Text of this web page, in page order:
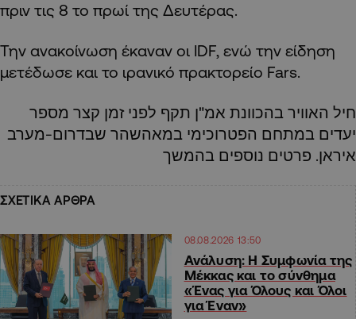
πριν τις 8 το πρωί της Δευτέρας.
Την ανακοίνωση έκαναν οι IDF, ενώ την είδηση
μετέδωσε και το ιρανικό πρακτορείο Fars.
חיל האוויר בהכוונת אמ"ן תקף לפני זמן קצר מספר
יעדים במתחם הפטרוכימי במאהשהר שבדרום-מערב
איראן. פרטים נוספים בהמשך
ΣΧΕΤΙΚΑ ΑΡΘΡΑ
08.08.2026 13:50
Ανάλυση: Η Συμφωνία της
Μέκκας και το σύνθημα
«Ένας για Όλους και Όλοι
για Έναν»